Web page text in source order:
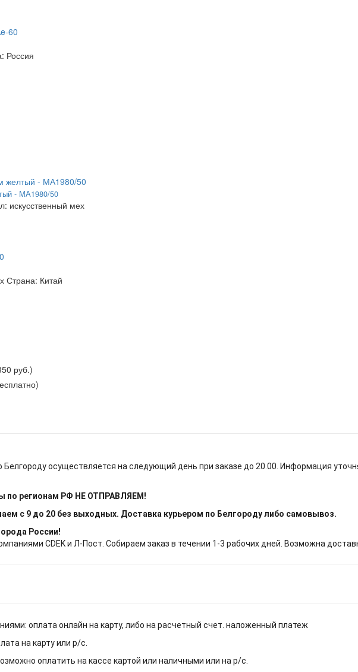
Россия
- МА1980/50
искусственный мех
Страна: Китай
руб.)
Белгороду осуществляется на следующий день при заказе до 20.00. Информация
по регионам РФ НЕ ОТПРАВЛЯЕМ!
с 9 до 20 без выходных. Доставка курьером по Белгороду либо самовывоз.
России!
CDEK и Л-Пост. Собираем заказ в течении 1-3 рабочих дней. Возможна
оплата онлайн на карту, либо на расчетный счет. наложенный платеж
на карту или р/с.
оплатить на кассе картой или наличными или на р/с.